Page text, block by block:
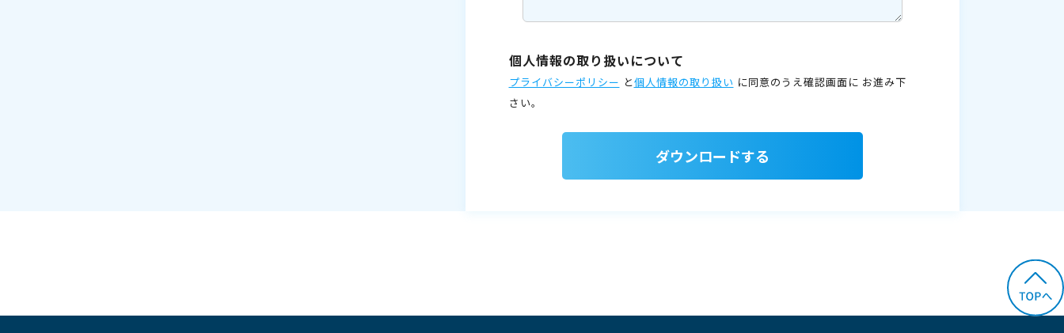
個人情報の取り扱いについて
プライバシーポリシー と個人情報の取り扱い に同意のうえ確認画面に お進み下
さい。
ダウンロードする